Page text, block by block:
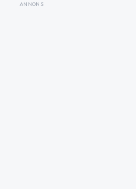
ANNONS